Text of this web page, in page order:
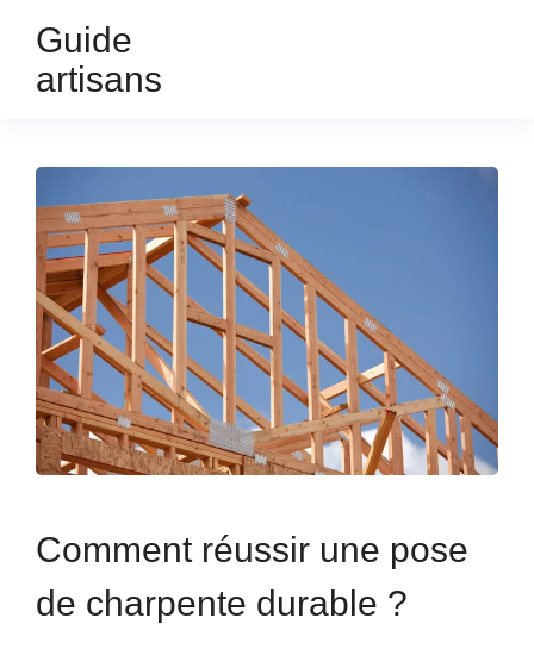
Guide
artisans
Comment réussir une pose
de charpente durable ?